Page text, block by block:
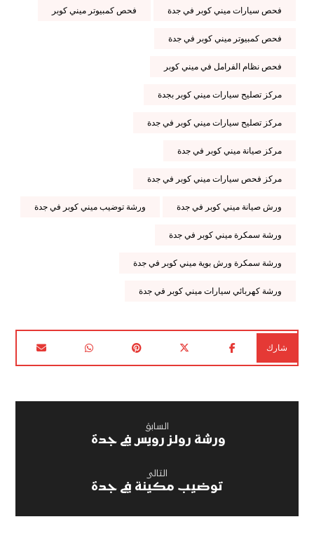
فحص سيارات ميني كوبر في جدة فحص كمبيوتر ميني كوبر
فحص كمبيوتر ميني كوبر في جدة
فحص نظام الفرامل في ميني كوبر
مركز تصليح سيارات ميني كوبر بجدة
مركز تصليح سيارات ميني كوبر في جدة
مركز صيانة ميني كوبر في جدة
مركز فحص سيارات ميني كوبر في جدة
ورش صيانة ميني كوبر في جدة ورشة توضيب ميني كوبر في جدة
ورشة سمكرة ميني كوبر في جدة
ورشة سمكرة ورش بوية ميني كوبر في جدة
ورشة كهربائي سيارات ميني كوبر في جدة
السابق
ورشة رولز رويس في جدة
التالى
توضيب مكينة في جدة